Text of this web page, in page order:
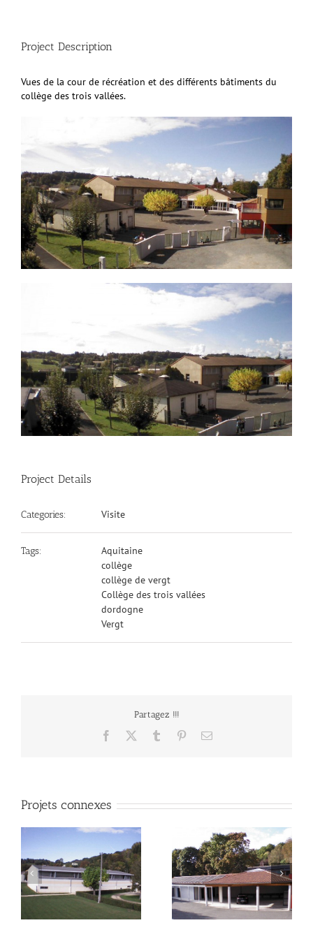
Project Description
Vues de la cour de récréation et des différents bâtiments du
collège des trois vallées.
Project Details
Categories: Visite
Tags:
Aquitaine
collège
collège de vergt
Collège des trois vallées
dordogne
Vergt
Partagez !!!
Facebook Tumblr PinterestEmail
Projets connexes
Hall Science / Musique